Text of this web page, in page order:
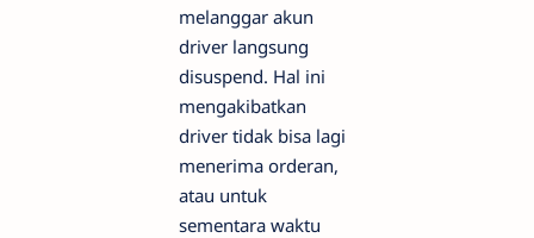
melanggar akun
driver langsung
disuspend. Hal ini
mengakibatkan
driver tidak bisa lagi
menerima orderan,
atau untuk
sementara waktu